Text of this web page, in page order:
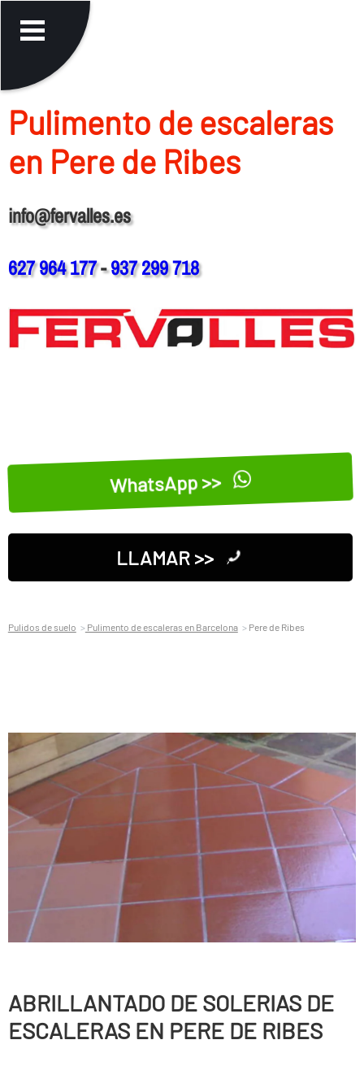
Pulimento de escaleras
en Pere de Ribes
info@fervalles.es
627 964 177-937 299 718
WhatsApp >>
LLAMAR >>
Pulidos de suelo Pulimento de escaleras en Barcelona Pere de Ribes
ABRILLANTADO DE SOLERIAS DE
ESCALERAS EN PERE DE RIBES